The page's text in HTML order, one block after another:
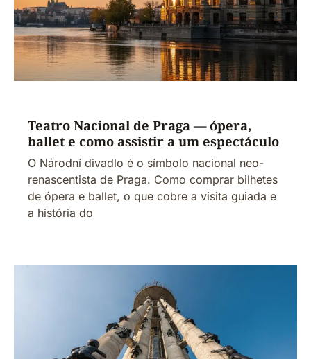
Teatro Nacional de Praga — ópera,
ballet e como assistir a um espectáculo
O Národní divadlo é o símbolo nacional neo-
renascentista de Praga. Como comprar bilhetes
de ópera e ballet, o que cobre a visita guiada e
a história do